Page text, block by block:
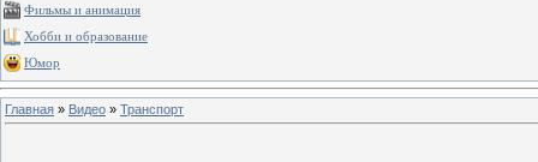
Фильмы и анимация
Хобби и образование
Юмор
Главная » Видео » Транспорт